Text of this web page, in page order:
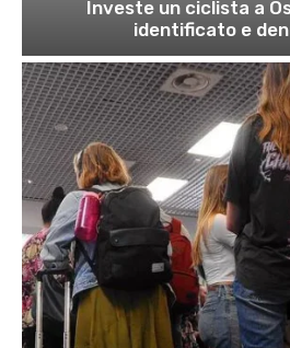
Investe un ciclista a
identificato e